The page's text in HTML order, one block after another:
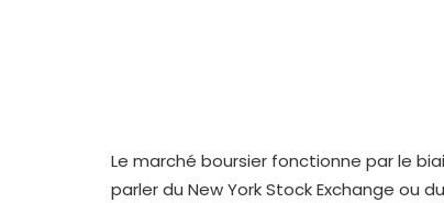
Le marché boursier fonctionne par le
parler du New York Stock Exchange ou